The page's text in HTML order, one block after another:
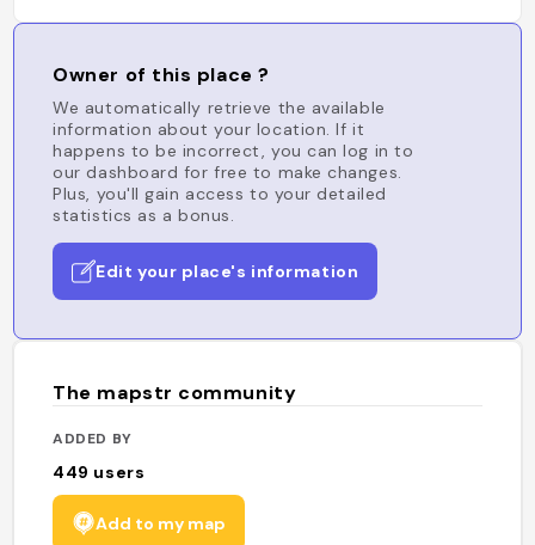
Owner of this place ?
We automatically retrieve the available
information about your location. If it
happens to be incorrect, you can log in to
our dashboard for free to make changes.
Plus, you'll gain access to your detailed
statistics as a bonus.
Edit your place's information
The mapstr community
ADDED BY
449 users
Add to my map